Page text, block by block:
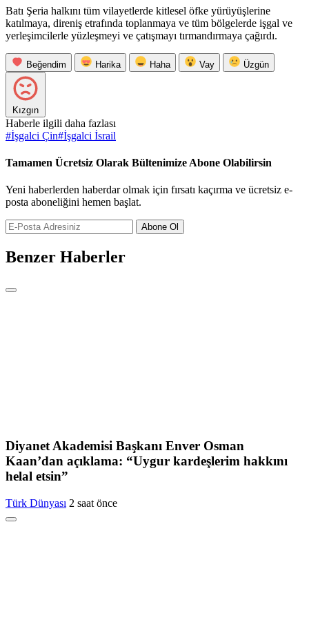
Batı Şeria halkını tüm vilayetlerde kitlesel öfke yürüyüşlerine
katılmaya, direniş etrafında toplanmaya ve tüm bölgelerde işgal ve
yerleşimcilerle yüzleşmeyi ve çatışmayı tırmandırmaya çağırdı.
Beğendim Harika Haha Vay Üzgün
Kızgın
Haberle ilgili daha fazlası
#İşgalci Çin#İşgalci İsrail
Tamamen Ücretsiz Olarak Bültenimize Abone Olabilirsin
Yeni haberlerden haberdar olmak için fırsatı kaçırma ve ücretsiz e-
posta aboneliğini hemen başlat.
Abone Ol
Benzer Haberler
Diyanet Akademisi Başkanı Enver Osman
Kaan’dan açıklama: “Uygur kardeşlerim hakkını
helal etsin”
Türk Dünyası 2 saat önce